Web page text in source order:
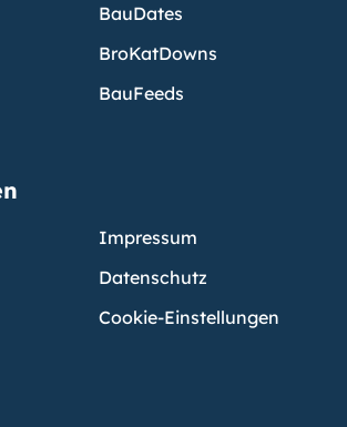
BauDates
BroKatDowns
BauFeeds
Impressum
Datenschutz
Cookie-Einstellungen